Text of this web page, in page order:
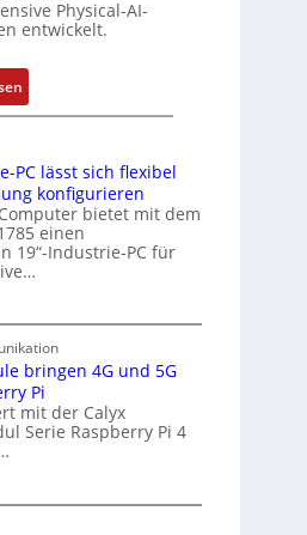
c
h
u
n
g
c
a
t
-
A
c
h
i
t
e
r
Physical-AI-
entwickelt.
:
P
s
i
c
a
I
a
n
d
E
PC lässt sich flexibel
konfigurieren
bietet mit dem
einen
19“-Industrie-PC für
bringen 4G und 5G
Pi
mit der Calyx
Serie Raspberry Pi 4